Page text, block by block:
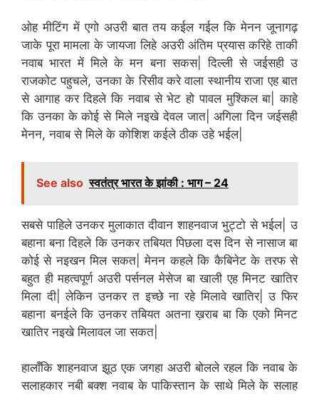
ओह मीटिंग में एगो अउरी बात तय कईल गईल कि मेनन जूनागढ़
जाके पूरा मामला के जायजा लिहे अउरी अंतिम प्रयास करिहे ताकी
नवाब भारत में मिले के मन बना सकस| दिल्ली से जईसही उ
राजकोट पहुचले, उनका के रिसीव करे वाला स्थानीय राजा एह बात
से आगाह कर दिहले कि नवाब से भेट हो पावल मुश्किल बा| काहे
कि उनका के कोई से मिले नइखे देवल जात| अगिला दिन जईसही
मेनन, नवाब से मिले के कोशिश कईले ठीक उहे भईल|
See also स्वतंत्र भारत के झांकी : भाग – 24
सबसे पाहिले उनकर मुलाकात दीवान शाहनवाज भुट्टो से भईल| उ
बहाना बना दिहले कि उनकर तबियत पिछला दस दिन से नासाज बा
कोई से नइखन मिल सकत| मेनन कहले कि कैबिनेट के तरफ से
बहुत ही महत्वपूर्ण अउरी पर्सनल मेसेज बा खाली एह मिनट खातिर
मिला दी| लेकिन उनकर त इच्छे ना रहे मिलावे खातिर| उ फिर
बहाना बनईले कि उनकर तबियत अतना ख़राब बा कि एको मिनट
खातिर नइखे मिलावल जा सकत|
हालाँकि शाहनवाज झूठ एक जगहा अउरी बोलले रहल कि नवाब के
सलाहकार नबी बक्श नवाब के पाकिस्तान के साथे मिले के सलाह